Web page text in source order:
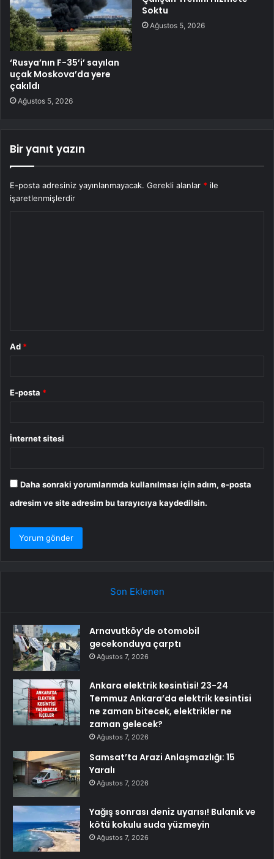
‘Rusya’nın F-35’i’ sayılan
uçak Moskova’da yere
çakıldı
Ağustos 5, 2026
Soktu
Ağustos 5, 2026
Bir yanıt yazın
E-posta adresiniz yayınlanmayacak. Gerekli alanlar * ile
işaretlenmişlerdir
Ad *
E-posta *
İnternet sitesi
Daha sonraki yorumlarımda kullanılması için adım, e-posta
adresim ve site adresim bu tarayıcıya kaydedilsin.
Son Eklenen
Arnavutköy’de otomobil
gecekonduya çarptı
Ağustos 7, 2026
Ankara elektrik kesintisi! 23-24
Temmuz Ankara’da elektrik kesintisi
ne zaman bitecek, elektrikler ne
zaman gelecek?
Ağustos 7, 2026
Samsat’ta Arazi Anlaşmazlığı: 15
Yaralı
Ağustos 7, 2026
Yağış sonrası deniz uyarısı! Bulanık ve
kötü kokulu suda yüzmeyin
Ağustos 7, 2026